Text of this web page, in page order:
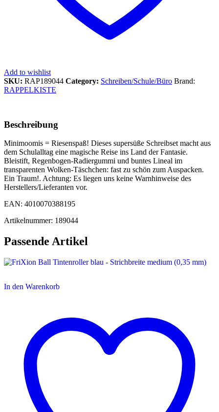
Add to wishlist
SKU: RAP189044 Category: Schreiben/Schule/Büro Brand:
RAPPELKISTE
Beschreibung
Minimoomis = Riesenspaß! Dieses supersüße Schreibset macht aus
dem Schulalltag eine magische Reise ins Land der Fantasie.
Bleistift, Regenbogen-Radiergummi und buntes Lineal im
transparenten Wolken-Täschchen: fast zu schön zum Auspacken.
Ein Traum!. Achtung: Es liegen uns keine Warnhinweise des
Herstellers/Lieferanten vor.
EAN: 4010070388195
Artikelnummer: 189044
Passende Artikel
In den Warenkorb